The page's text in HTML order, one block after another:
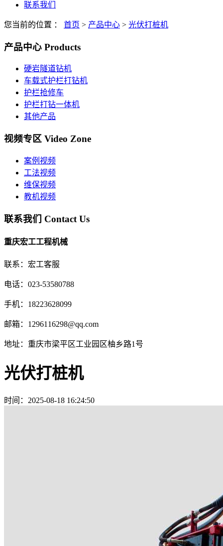
联系我们
您当前的位置 ： 首页 > 产品中心 > 光伏打桩机
产品中心 Products
硬岩隧道钻机
车载式护栏打钻机
护栏抢修车
护栏打钻一体机
其他产品
视频专区 Video Zone
案例视频
工法视频
维保视频
教机视频
联系我们 Contact Us
重庆宏工工程机械
联系：宏工客服
电话：023-53580788
手机：18223628099
邮箱：1296116298@qq.com
地址：重庆市梁平区工业园区柚乡路1号
光伏打桩机
时间： 2025-08-18 16:24:50